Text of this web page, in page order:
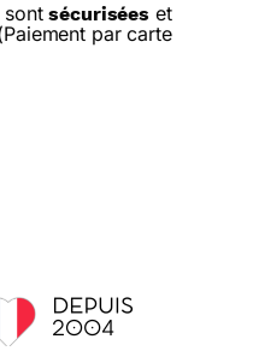
sontsécurisées et
par carte